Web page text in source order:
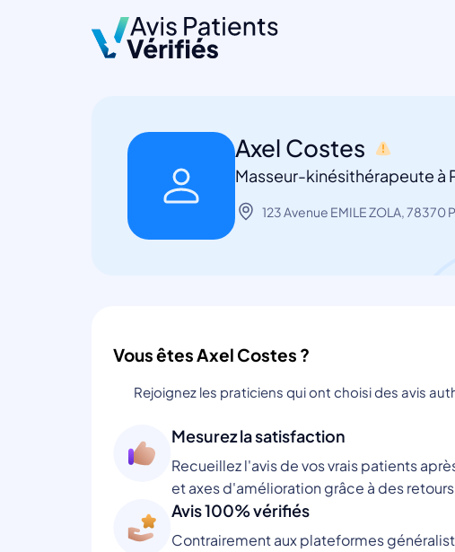
Axel Costes
Masseur-kinésithérapeute à
123 Avenue EMILE ZOLA, 78370
Vous êtes Axel Costes ?
Rejoignez les praticiens qui ont choisi des avis
Mesurez la satisfaction
Recueillez l'avis de vos vrais patients
et axes d'amélioration grâce à des
Avis 100% vérifiés
Contrairement aux plateformes